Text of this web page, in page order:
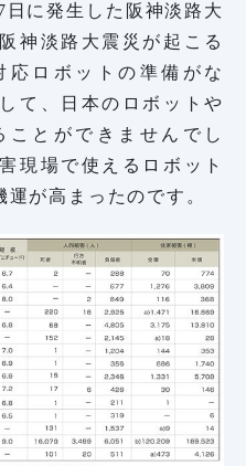
に発生した阪神淡路大
神淡路大震災が起こる
応ロボットの準備がな
て、日本のロボットや
ことができませんでし
現場で使えるロボット
が高まったのです。